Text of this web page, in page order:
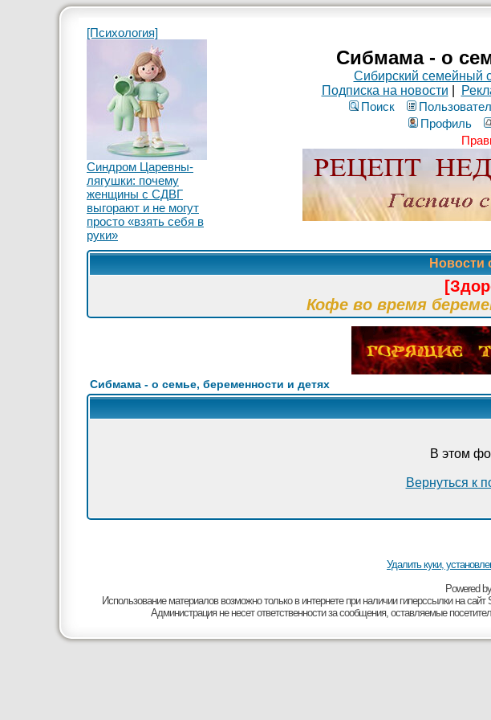
[Психология]
Синдром Царевны-
лягушки: почему
женщины с СДВГ
выгорают и не могут
просто «взять себя в
руки»
Сибмама - о
Сибирский семейный
Подписка на новости
Поиск
Профиль
Новости
Кофе во время
Сибмама - о семье, беременности и детях
В этом
Вернуться к
Удалить куки,
Powered
Использование материалов возможно только в интернете при наличии гиперссылки на
Администрация не несет ответственности за сообщения, оставляемые